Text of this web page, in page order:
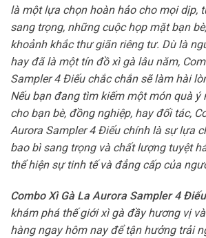
là một lựa chọn hoàn hảo cho mọi dịp,
sang trọng, những cuộc họp mặt bạn
khoảnh khắc thư giãn riêng tư. Dù là
hay đã là một tín đồ xì gà lâu năm,
Sampler 4 Điếu chắc chắn sẽ làm hài
Nếu bạn đang tìm kiếm một món quà ý
cho bạn bè, đồng nghiệp, hay đối tác,
Aurora Sampler 4 Điếu chính là sự lựa
bao bì sang trọng và chất lượng tuyệt
thể hiện sự tinh tế và đẳng cấp của
Combo Xì Gà La Aurora Sampler 4 Điếu
khám phá thế giới xì gà đầy hương vị
hàng ngay hôm nay để tận hưởng trải